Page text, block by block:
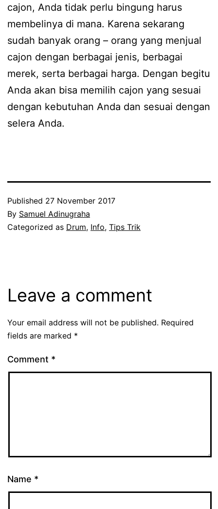
cajon, Anda tidak perlu bingung harus
membelinya di mana. Karena sekarang
sudah banyak orang – orang yang menjual
cajon dengan berbagai jenis, berbagai
merek, serta berbagai harga. Dengan begitu
Anda akan bisa memilih cajon yang sesuai
dengan kebutuhan Anda dan sesuai dengan
selera Anda.
Published 27 November 2017
By Samuel Adinugraha
Categorized as Drum, Info, Tips Trik
Leave a comment
Your email address will not be published. Required
fields are marked *
Comment *
Name *